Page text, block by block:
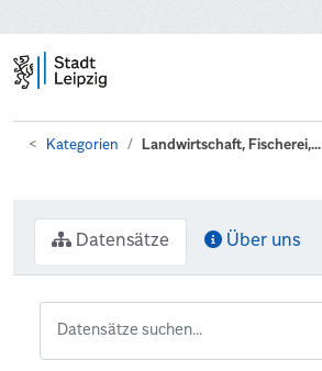
Kategorien Landwirtschaft, Fischerei,...
Datensätze Über uns